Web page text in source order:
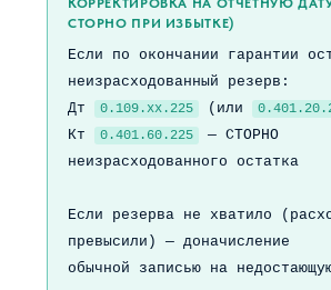
СТОРНО ПРИ ИЗБЫТКЕ)
Если по окончании гарантии
неизрасходованный резерв:
Дт
0.109.хх.225 (или
Кт
0.401.60.225
— СТОРНО
неизрасходованного остатка
Если резерва не хватило
превысили) — доначисление
обычной записью на